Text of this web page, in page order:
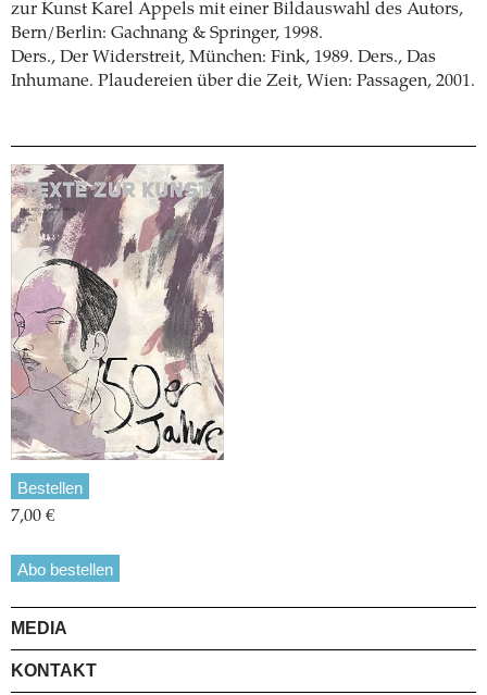
zur Kunst Karel Appels mit einer Bildauswahl des Autors,
Bern/Berlin: Gachnang & Springer, 1998.
Ders., Der Widerstreit, München: Fink, 1989. Ders., Das
Inhumane. Plaudereien über die Zeit, Wien: Passagen, 2001.
Bestellen
7,00 €
Abo bestellen
MEDIA
KONTAKT